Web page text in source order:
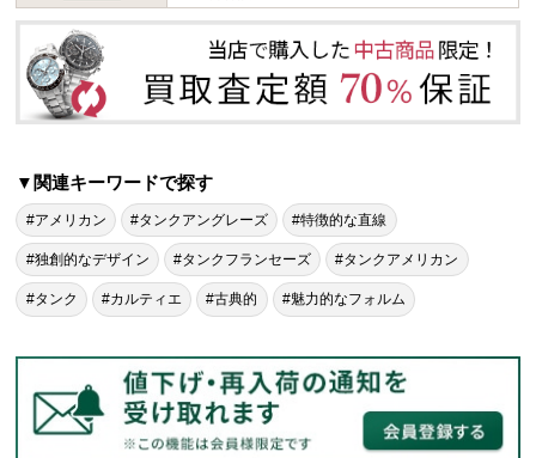
▼関連キーワードで探す
#アメリカン #タンクアングレーズ #特徴的な直線
#独創的なデザイン #タンクフランセーズ #タンクアメリカン
#タンク #カルティエ #古典的 #魅力的なフォルム